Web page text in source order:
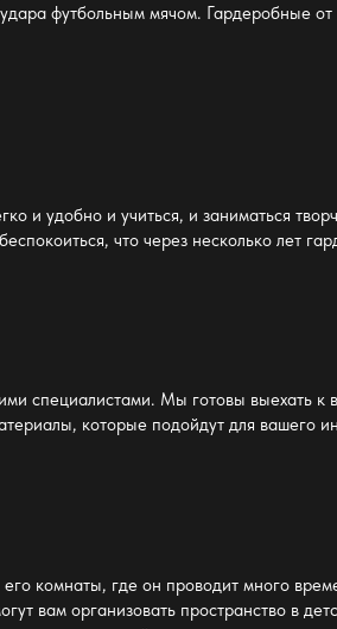
футбольным мячом. Гардеробные
и удобно и учиться, и заниматься
что через нескольколет
специалистами. Мы готовы выехать к
которые подойдут для вашего
комнаты, где он проводит много
вам организовать пространство в